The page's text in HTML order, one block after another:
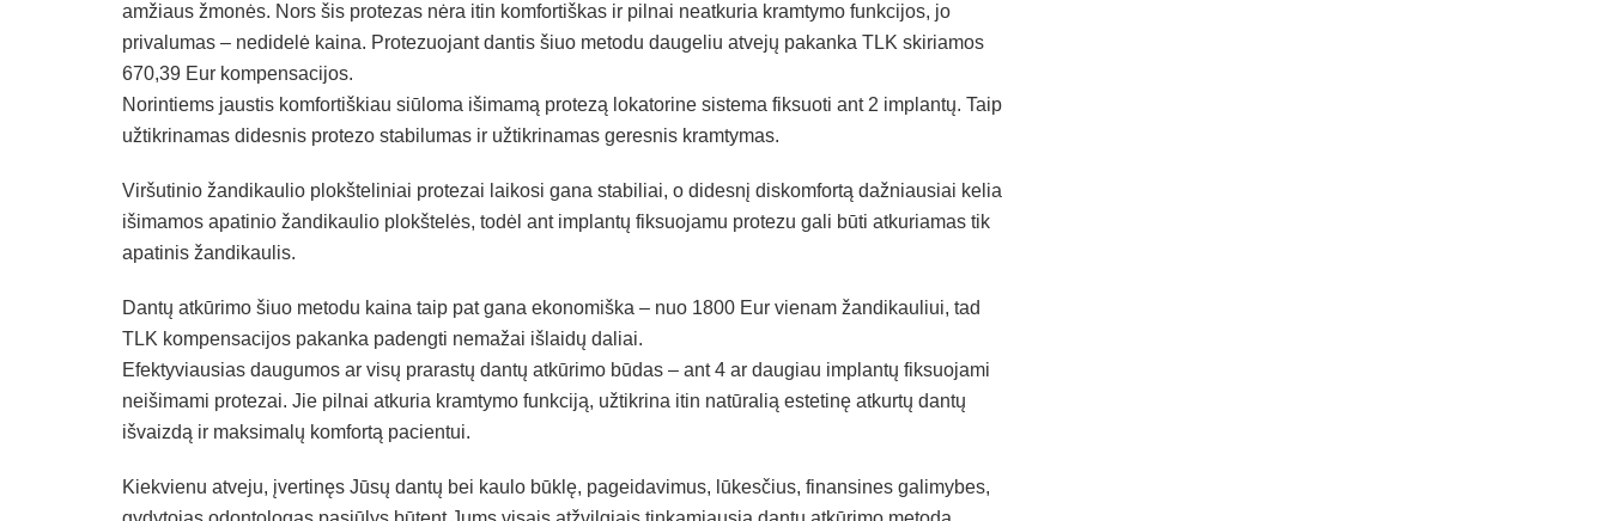
amžiaus žmonės. Nors šis protezas nėra itin komfortiškas ir pilnai neatkuria kramtymo funkcijos, jo
privalumas – nedidelė kaina. Protezuojant dantis šiuo metodu daugeliu atvejų pakanka TLK skiriamos
670,39 Eur kompensacijos.
Norintiems jaustis komfortiškiau siūloma išimamą protezą lokatorine sistema fiksuoti ant 2 implantų. Taip
užtikrinamas didesnis protezo stabilumas ir užtikrinamas geresnis kramtymas.
Viršutinio žandikaulio plokšteliniai protezai laikosi gana stabiliai, o didesnį diskomfortą dažniausiai kelia
išimamos apatinio žandikaulio plokštelės, todėl ant implantų fiksuojamu protezu gali būti atkuriamas tik
apatinis žandikaulis.
Dantų atkūrimo šiuo metodu kaina taip pat gana ekonomiška – nuo 1800 Eur vienam žandikauliui, tad
TLK kompensacijos pakanka padengti nemažai išlaidų daliai.
Efektyviausias daugumos ar visų prarastų dantų atkūrimo būdas – ant 4 ar daugiau implantų fiksuojami
neišimami protezai. Jie pilnai atkuria kramtymo funkciją, užtikrina itin natūralią estetinę atkurtų dantų
išvaizdą ir maksimalų komfortą pacientui.
Kiekvienu atveju, įvertinęs Jūsų dantų bei kaulo būklę, pageidavimus, lūkesčius, finansines galimybes,